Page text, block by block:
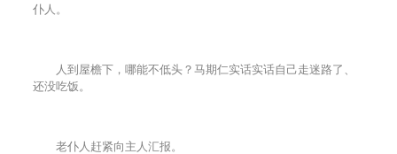
仆人。
人到屋檐下，哪能不低头？马期仁实话实话自己走迷路了、
还没吃饭。
老仆人赶紧向主人汇报。